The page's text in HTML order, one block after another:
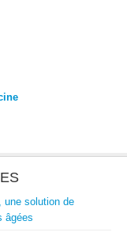
une solution de
âgées